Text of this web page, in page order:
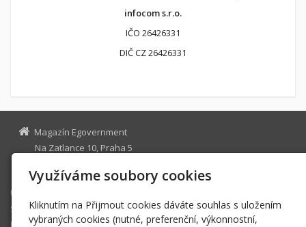
infocom s.r.o.
IČO 26426331
DIČ CZ 26426331
Magazín Egovernment
Na Zatlance 10, Praha 5
egovernment@egovernment.cz
Úvodní stránka
STUDIO
JIHLAVA
Využíváme soubory cookies
Kliknutím na Přijmout cookies dáváte souhlas s uložením
vybraných cookies (nutné, preferenční, výkonnostní,